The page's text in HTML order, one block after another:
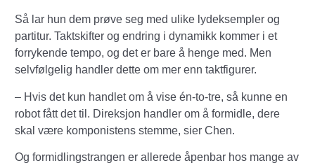
Så lar hun dem prøve seg med ulike lydeksempler og
partitur. Taktskifter og endring i dynamikk kommer i et
forrykende tempo, og det er bare å henge med. Men
selvfølgelig handler dette om mer enn taktfigurer.
– Hvis det kun handlet om å vise én-to-tre, så kunne en
robot fått det til. Direksjon handler om å formidle, dere
skal være komponistens stemme, sier Chen.
Og formidlingstrangen er allerede åpenbar hos mange av